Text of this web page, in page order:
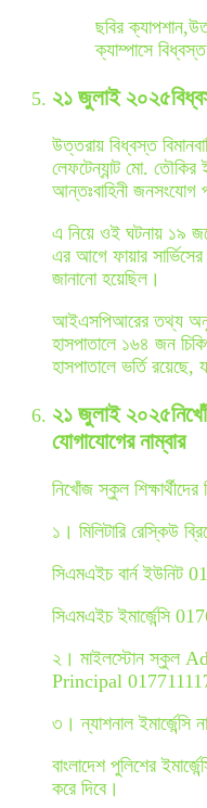
ছবির ক্যাপশান,
ক্যাম্পাসে
২১ জুলাই ২০২৫
উত্তরায় বিধ্বস্ত
লেফটেন্যান্ট মো. তৌকির
আন্তঃবাহিনী
এ নিয়ে ওই ঘটনায় ১৯
এর আগে ফায়ার
জানানো হয়েছিল।
আইএসপিআরের তথ্য
হাসপাতালে ১৬৪ জন
হাসপাতালে ভর্তি রয়েছে,
২১ জুলাই ২০২৫
যোগাযোগের নাম্বার
নিখোঁজ স্কুল
১। মিলিটারি রেস্কিউ
সিএমএইচ বার্ন ইউনিট
সিএমএইচ ইমার্জেন্সি
২। মাইলস্টোন স্কুল
Principal
৩। ন্যাশনাল ইমার্জেন্সি
বাংলাদেশ পুলিশের
করে দিবে।